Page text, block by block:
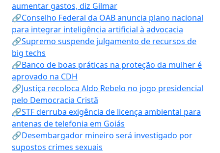
aumentar gastos, diz Gilmar
🔗Conselho Federal da OAB anuncia plano nacional
para integrar inteligência artificial à advocacia
🔗Supremo suspende julgamento de recursos de
big techs
🔗Banco de boas práticas na proteção da mulher é
aprovado na CDH
🔗Justiça recoloca Aldo Rebelo no jogo presidencial
pelo Democracia Cristã
🔗STF derruba exigência de licença ambiental para
antenas de telefonia em Goiás
🔗Desembargador mineiro será investigado por
supostos crimes sexuais